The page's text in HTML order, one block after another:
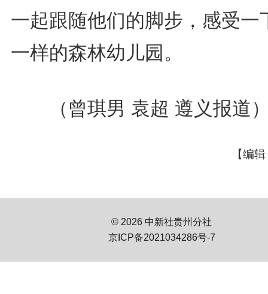
一起跟随他们的脚步，感受一
一样的森林幼儿园。
（曾琪男 袁超 遵义报道
【编
© 2026 中新社贵州分社
京ICP备2021034286号-7